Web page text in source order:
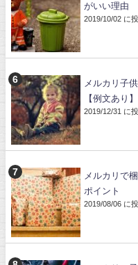
がいい理由
2019/10/02 に
メルカリ子
【例文あり】
2019/12/31 に
メルカリで
ポイント
2019/08/06 に